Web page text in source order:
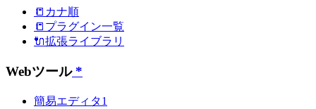
📒カナ順
📒プラグイン一覧
🔌拡張ライブラリ
Webツール*
簡易エディタ1